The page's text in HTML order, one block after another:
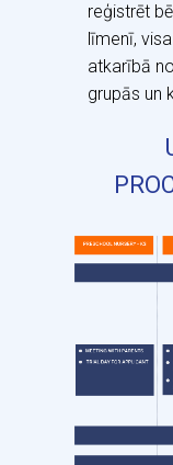
reģistrēt
līmenī,
atkarībā
grupās un